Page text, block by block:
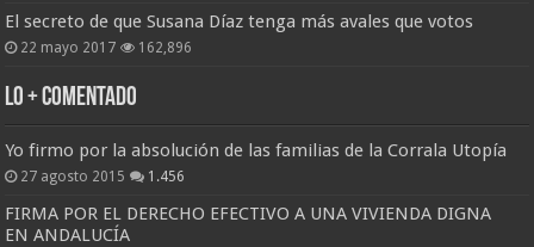
El secreto de que Susana Díaz tenga más avales que votos
22 mayo 2017 162,896
Lo + Comentado
Yo firmo por la absolución de las familias de la Corrala Utopía
27 agosto 2015 1.456
FIRMA POR EL DERECHO EFECTIVO A UNA VIVIENDA DIGNA
EN ANDALUCÍA